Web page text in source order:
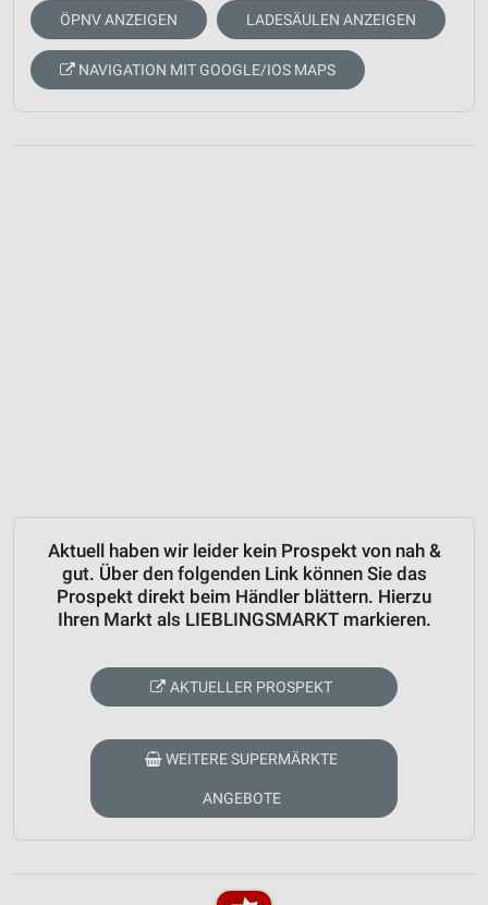
ÖPNV ANZEIGEN LADESÄULEN ANZEIGEN
NAVIGATION MIT GOOGLE/IOS MAPS
Aktuell haben wir leider kein Prospekt von nah &
gut. Über den folgenden Link können Sie das
Prospekt direkt beim Händler blättern. Hierzu
Ihren Markt als LIEBLINGSMARKT markieren.
AKTUELLER PROSPEKT
WEITERE SUPERMÄRKTE
ANGEBOTE